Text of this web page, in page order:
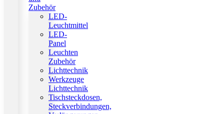
Zubehör
LED-
Leuchtmittel
LED-
Panel
Leuchten
Zubehör
Lichttechnik
Werkzeuge
Lichttechnik
Tischsteckdosen,
Steckverbindungen,